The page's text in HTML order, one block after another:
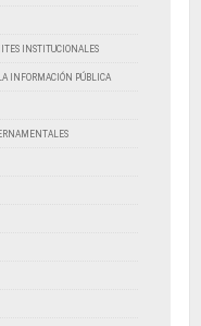
INSTITUCIONALES
INFORMACIÓN PÚBLICA